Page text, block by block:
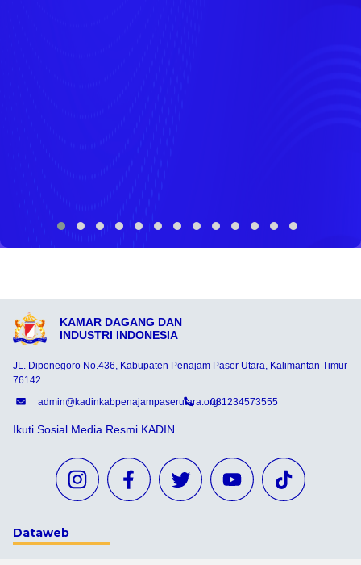
KAMAR DAGANG DAN
INDUSTRI INDONESIA
JL. Diponegoro No.436, Kabupaten Penajam Paser Utara, Kalimantan Timur
76142
admin@kadinkabpenajampaserutara.org081234573555
Ikuti Sosial Media Resmi KADIN
Dataweb